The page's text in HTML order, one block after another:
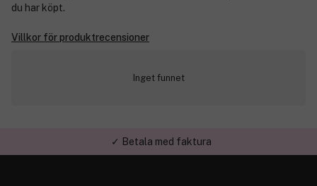
du har köpt.
Villkor för produktrecensioner
Inget funnet
✓ Betala med faktura